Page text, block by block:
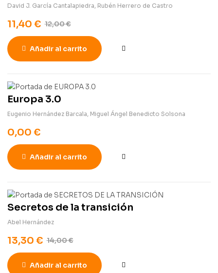
David J. García Cantalapiedra, Rubén Herrero de Castro
12,00€
11,40 €
Añadir al carrito
Europa 3.0
Eugenio Hernández Barcala, Miguel Ángel Benedicto Solsona
0,00 €
Añadir al carrito
Secretos de la transición
Abel Hernández
14,00€
13,30 €
Añadir al carrito